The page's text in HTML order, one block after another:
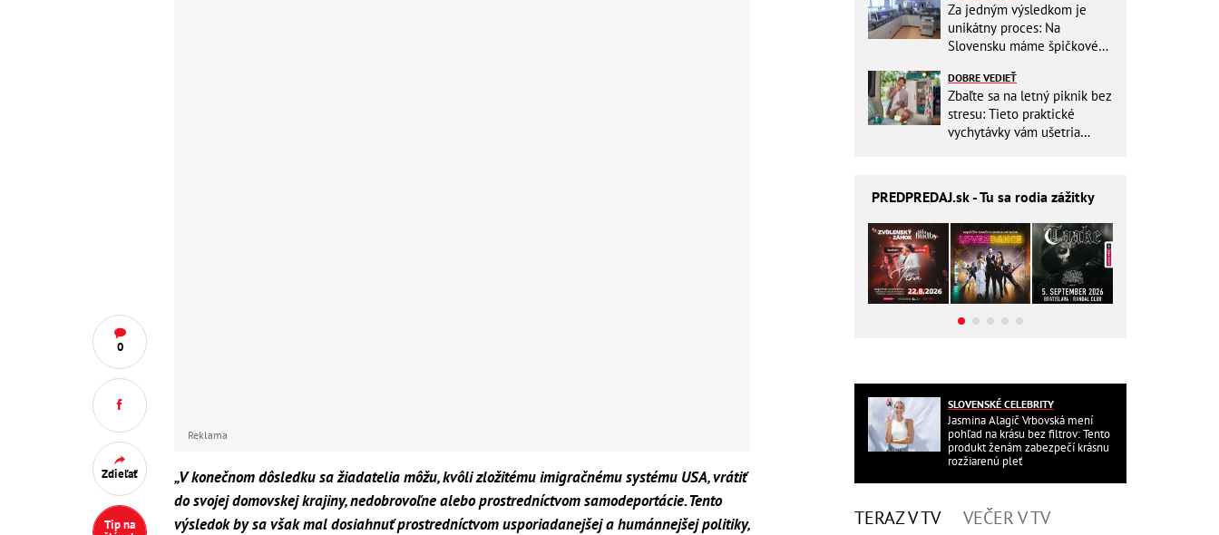
0
Zdieľať
Tip na
Reklama
„V konečnom dôsledku sa žiadatelia môžu, kvôli zložitému imigračnému systému USA, vrátiť
do svojej domovskej krajiny, nedobrovoľne alebo prostredníctvom samodeportácie. Tento
výsledok by sa však mal dosiahnuť prostredníctvom usporiadanejšej a humánnejšej politiky,
Za jedným výsledkom je
unikátny proces: Na
Slovensku máme špičkové
DOBRE VEDIEŤ
Zbaľte sa na letný piknik bez
stresu: Tieto praktické
vychytávky vám ušetria
PREDPREDAJ.sk - Tu sa rodia zážitky
SLOVENSKÉ CELEBRITY
Jasmina Alagič Vrbovská mení
pohľad na krásu bez filtrov: Tento
produkt ženám zabezpečí krásnu
rozžiarenú pleť
TERAZ V TV VEČER V TV